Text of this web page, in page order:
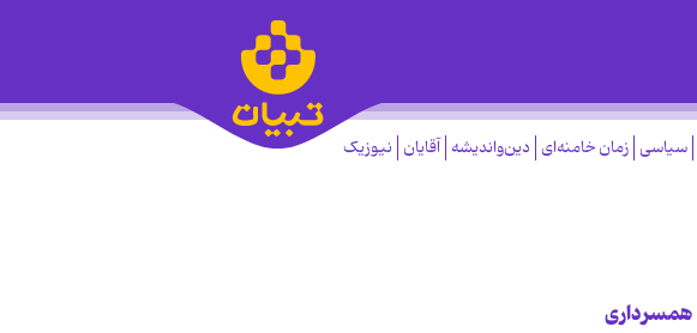
سیاسی زمان خامنه‌ای دین‌واندیشه آقایان نیوزیک
همسرداری